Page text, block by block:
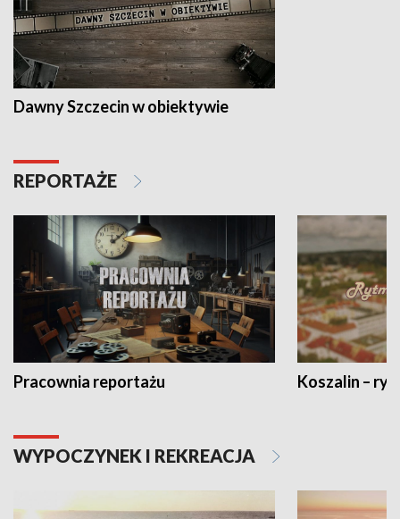
Dawny Szczecin w obiektywie
REPORTAŻE
Pracownia reportażu Koszalin –
WYPOCZYNEK I REKREACJA